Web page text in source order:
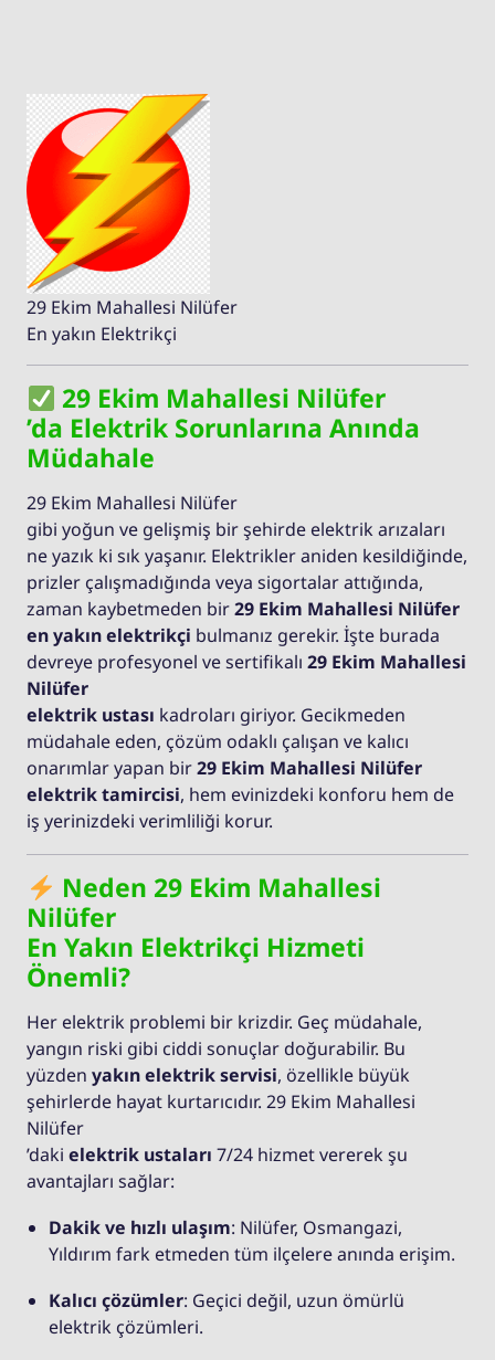
29 Ekim Mahallesi Nilüfer
En yakın Elektrikçi
29 Ekim Mahallesi Nilüfer
’da Elektrik Sorunlarına Anında
Müdahale
29 Ekim Mahallesi Nilüfer
gibi yoğun ve gelişmiş bir şehirde elektrik arızaları
ne yazık ki sık yaşanır. Elektrikler aniden kesildiğinde,
prizler çalışmadığında veya sigortalar attığında,
zaman kaybetmeden bir29 Ekim Mahallesi Nilüfer
en yakın elektrikçi bulmanız gerekir. İşte burada
devreye profesyonel ve sertifikalı 29 Ekim Mahallesi
Nilüfer
elektrik ustası kadroları giriyor. Gecikmeden
müdahale eden, çözüm odaklı çalışan ve kalıcı
onarımlar yapan bir29 Ekim Mahallesi Nilüfer
elektrik tamircisi, hem evinizdeki konforu hem de
iş yerinizdeki verimliliği korur.
Neden 29 Ekim Mahallesi
Nilüfer
En Yakın Elektrikçi Hizmeti
Önemli?
Her elektrik problemi bir krizdir. Geç müdahale,
yangın riski gibi ciddi sonuçlar doğurabilir. Bu
yüzden yakın elektrik servisi, özellikle büyük
şehirlerde hayat kurtarıcıdır. 29 Ekim Mahallesi
Nilüfer
’daki elektrik ustaları 7/24 hizmet vererek şu
avantajları sağlar:
Dakik ve hızlı ulaşım: Nilüfer, Osmangazi,
Yıldırım fark etmeden tüm ilçelere anında erişim.
Kalıcı çözümler: Geçici değil, uzun ömürlü
elektrik çözümleri.